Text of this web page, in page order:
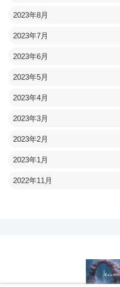
2023年8月
2023年7月
2023年6月
2023年5月
2023年4月
2023年3月
2023年2月
2023年1月
2022年11月